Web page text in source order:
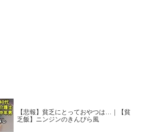
【悲報】貧乏にとっておやつは…｜【貧
乏飯】ニンジンのきんぴら風